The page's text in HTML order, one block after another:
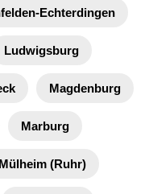
Echterdingen
Ludwigsburg
Magdenburg
Marburg
Mülheim (Ruhr)